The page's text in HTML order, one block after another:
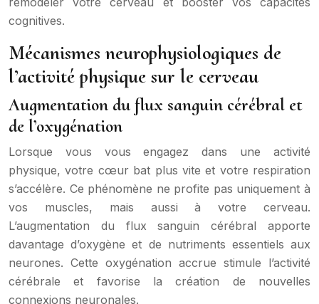
cognitives.
Mécanismes neurophysiologiques de
l’activité physique sur le cerveau
Augmentation du flux sanguin cérébral et
de l’oxygénation
Lorsque vous vous engagez dans une activité
physique, votre cœur bat plus vite et votre respiration
s’accélère. Ce phénomène ne profite pas uniquement à
vos muscles, mais aussi à votre cerveau.
L’augmentation du flux sanguin cérébral apporte
davantage d’oxygène et de nutriments essentiels aux
neurones. Cette oxygénation accrue stimule l’activité
cérébrale et favorise la création de nouvelles
connexions neuronales.